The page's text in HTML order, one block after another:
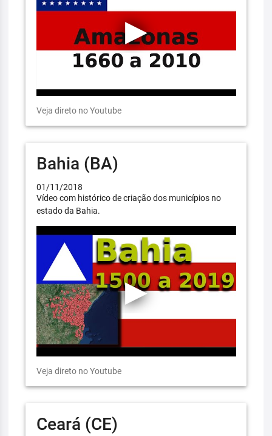
Veja direto no Youtube
Bahia (BA)
01/11/2018
Vídeo com histórico de criação dos municípios no
estado da Bahia.
Veja direto no Youtube
Ceará (CE)